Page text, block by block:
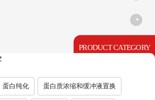
PRODUCT CATEGORY
蛋白纯化 蛋白质浓缩和缓冲液置换